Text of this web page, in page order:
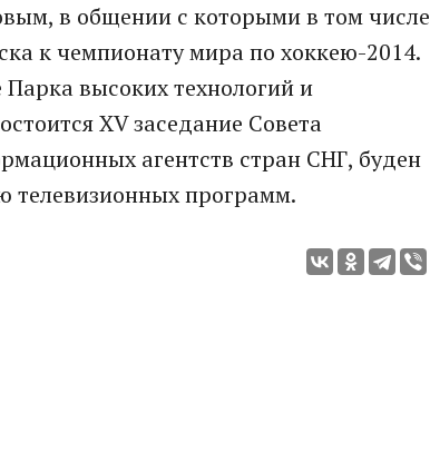
в общении с которыми в том числе
к чемпионату мира по хоккею-2014.
высоких технологий и
XV заседание Совета
агентств стран СНГ, буден
телевизионных программ.